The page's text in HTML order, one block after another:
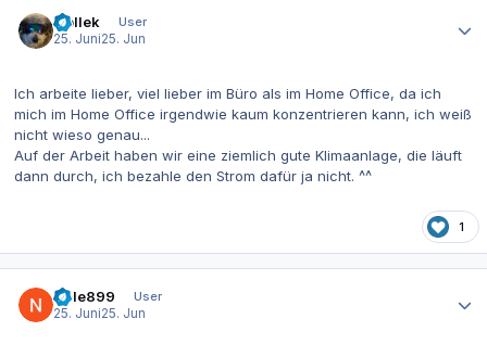
iLollek
User
25. Juni25. Jun
Ich arbeite lieber, viel lieber im Büro als im Home Office, da ich
mich im Home Office irgendwie kaum konzentrieren kann, ich weiß
nicht wieso genau...
Auf der Arbeit haben wir eine ziemlich gute Klimaanlage, die läuft
dann durch, ich bezahle den Strom dafür ja nicht. ^^
1
Nele899
User
25. Juni25. Jun